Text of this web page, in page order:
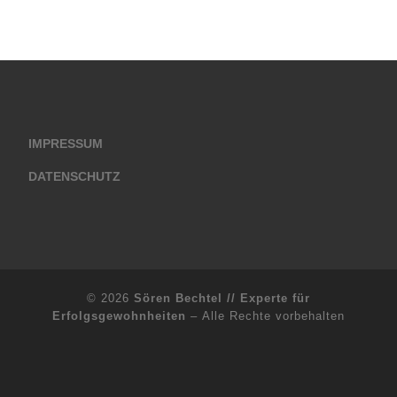
IMPRESSUM
DATENSCHUTZ
© 2026 Sören Bechtel // Experte für
Erfolgsgewohnheiten – Alle Rechte vorbehalten